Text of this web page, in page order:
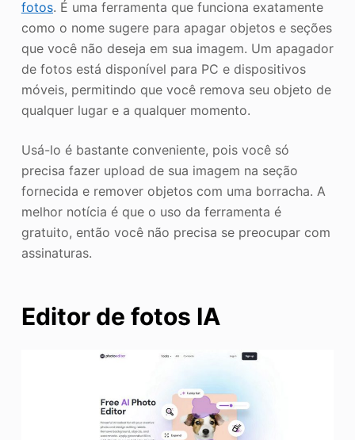
fotos. É uma ferramenta que funciona exatamente
como o nome sugere para apagar objetos e seções
que você não deseja em sua imagem. Um apagador
de fotos está disponível para PC e dispositivos
móveis, permitindo que você remova seu objeto de
qualquer lugar e a qualquer momento.
Usá-lo é bastante conveniente, pois você só
precisa fazer upload de sua imagem na seção
fornecida e remover objetos com uma borracha. A
melhor notícia é que o uso da ferramenta é
gratuito, então você não precisa se preocupar com
assinaturas.
Editor de fotos IA